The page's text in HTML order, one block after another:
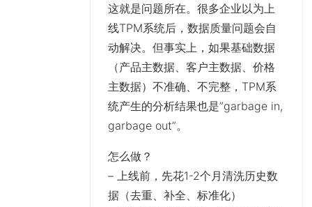
这就是问题所在。很多企业以为上
线TPM系统后，数据质量问题会自
动解决。但事实上，如果基础数据
（产品主数据、客户主数据、价格
主数据）不准确、不完整，TPM系
统产生的分析结果也是”garbage in,
garbage out”。
怎么做？
– 上线前，先花1-2个月清洗历史数
据（去重、补全、标准化）